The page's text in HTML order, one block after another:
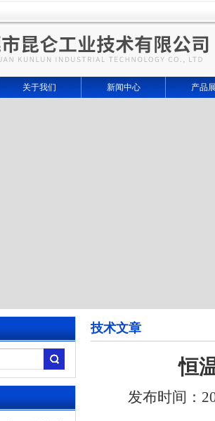
关于我们 新闻中心 产品
技术文章
恒
发布时间：